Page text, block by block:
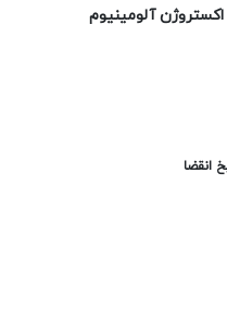
اکستروژن آلومینیوم